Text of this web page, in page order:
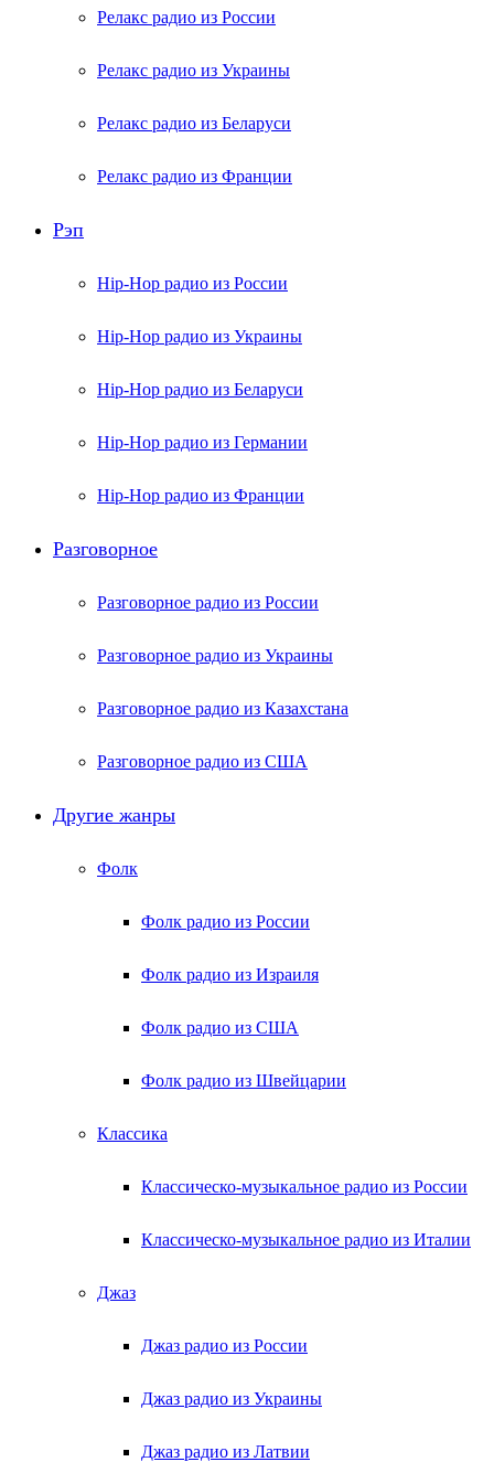
Релакс радио из России
Релакс радио из Украины
Релакс радио из Беларуси
Релакс радио из Франции
Рэп
Hip-Hop радио из России
Hip-Hop радио из Украины
Hip-Hop радио из Беларуси
Hip-Hop радио из Германии
Hip-Hop радио из Франции
Разговорное
Разговорное радио из России
Разговорное радио из Украины
Разговорное радио из Казахстана
Разговорное радио из США
Другие жанры
Фолк
Фолк радио из России
Фолк радио из Израиля
Фолк радио из США
Фолк радио из Швейцарии
Классика
Классическо-музыкальное радио из России
Классическо-музыкальное радио из Италии
Джаз
Джаз радио из России
Джаз радио из Украины
Джаз радио из Латвии